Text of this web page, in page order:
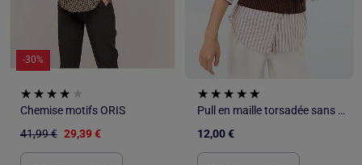
-30%
Chemise motifs ORIS
41,99 € 29,39 €
Pull en maille torsadée sans manches
12,00 €